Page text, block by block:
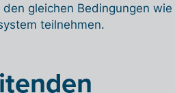
gleichen Bedingungen wie
teilnehmen.